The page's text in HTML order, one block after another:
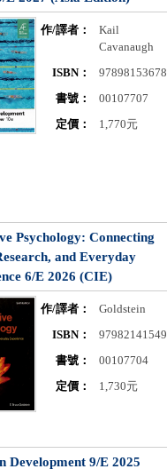
作/譯者：
Kail
Cavanaugh
ISBN：
書號：
00107707
定價：
1,770元
Psychology: Connecting
and Everyday
6/E 2026 (CIE)
作/譯者：
Goldstein
ISBN：
書號：
00107704
定價：
1,730元
Development 9/E 2025